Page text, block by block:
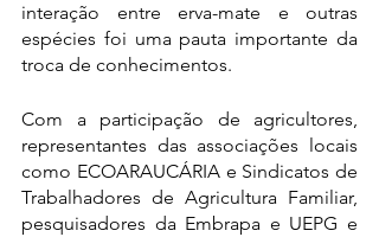
interação entre erva-mate e outras
espécies foi uma pauta importante da
troca de conhecimentos.
Com a participação de agricultores,
representantes das associações locais
como ECOARAUCÁRIA e Sindicatos de
Trabalhadores de Agricultura Familiar,
pesquisadores da Embrapa e UEPG e